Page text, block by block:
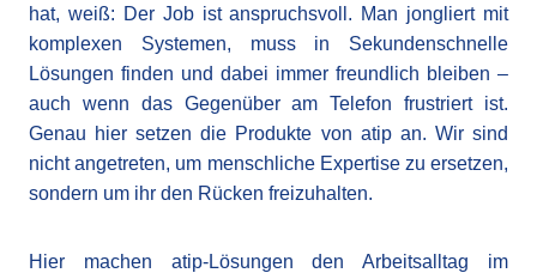
hat, weiß: Der Job ist anspruchsvoll. Man jongliert mit
komplexen Systemen, muss in Sekundenschnelle
Lösungen finden und dabei immer freundlich bleiben –
auch wenn das Gegenüber am Telefon frustriert ist.
Genau hier setzen die Produkte von atip an. Wir sind
nicht angetreten, um menschliche Expertise zu ersetzen,
sondern um ihr den Rücken freizuhalten.
Hier machen atip-Lösungen den Arbeitsalltag im